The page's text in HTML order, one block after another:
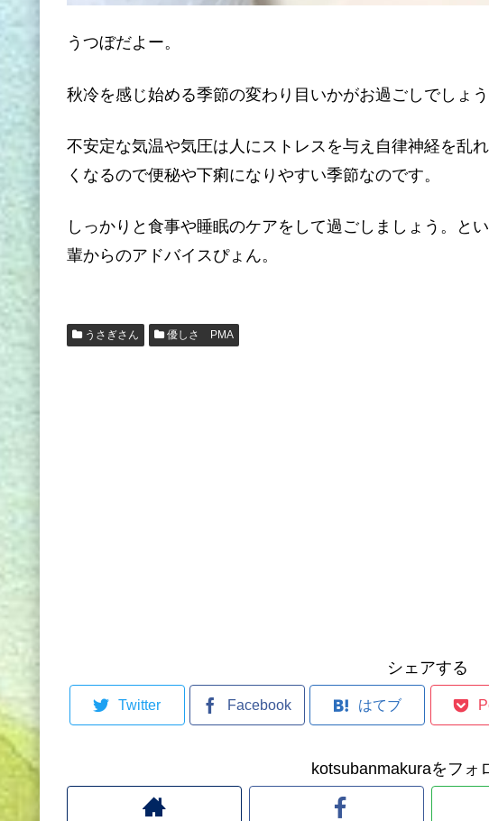
うつぼだよー。
秋冷を感じ始める季節の変わり目いかがお過ごしでしょう
不安定な気温や気圧は人にストレスを与え自律神経を乱
くなるので便秘や下痢になりやすい季節なのです。
しっかりと食事や睡眠のケアをして過ごしましょう。と
輩からのアドバイスぴょん。
うさぎさん 優しさ PMA
シェアする
Twitter Facebook はてブ
kotsubanmakuraをフォ